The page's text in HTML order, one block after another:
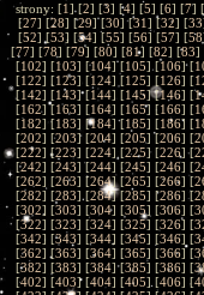
strony: [1] [2] [3] [4] [5] [6] [7] [
[27] [28] [29] [30] [31] [32] [33
[52] [53] [54] [55] [56] [57] [58
[77] [78] [79] [80] [81] [82] [83]
[102] [103] [104] [105] [106] [
[122] [123] [124] [125] [126] [
[142] [143] [144] [145] [146] [
[162] [163] [164] [165] [166] [
[182] [183] [184] [185] [186] [
[202] [203] [204] [205] [206] [
[222] [223] [224] [225] [226] [
[242] [243] [244] [245] [246] [
[262] [263] [264] [265] [266] [
[282] [283] [284] [285] [286] [
[302] [303] [304] [305] [306] [
[322] [323] [324] [325] [326] [
[342] [343] [344] [345] [346] [
[362] [363] [364] [365] [366] [
[382] [383] [384] [385] [386] [
[402] [403] [404] [405] [406] [